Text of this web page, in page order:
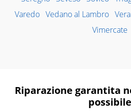
Varedo Vedano al Lambro
Vimercate
Riparazione garantita
possibile